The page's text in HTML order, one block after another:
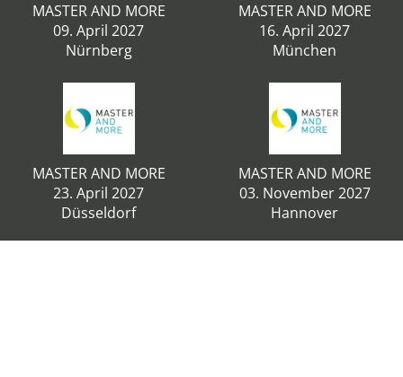
MASTER AND MORE
09. April 2027
Nürnberg
MASTER AND MORE
16. April 2027
München
MASTER AND MORE
23. April 2027
Düsseldorf
MASTER AND MORE
03. November 2027
Hannover